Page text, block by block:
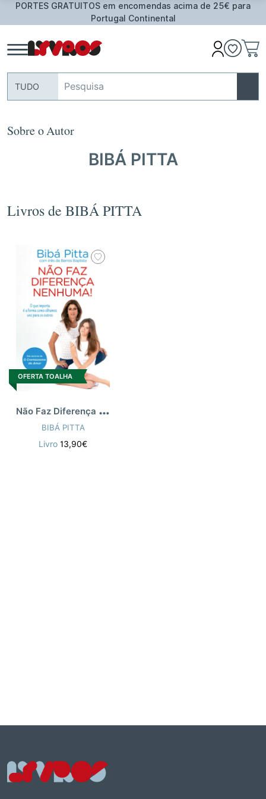
PORTES GRATUITOS em encomendas acima de 25€ para
Portugal Continental
TUDO
Sobre o Autor
BIBÁ PITTA
Livros de BIBÁ PITTA
OFERTA TOALHA
N
ão Faz Diferença Nenhuma
BIBÁ PITTA
Livro 13,90€